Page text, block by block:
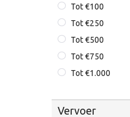
Tot €100
Tot €250
Tot €500
Tot €750
Tot €1.000
Vervoer